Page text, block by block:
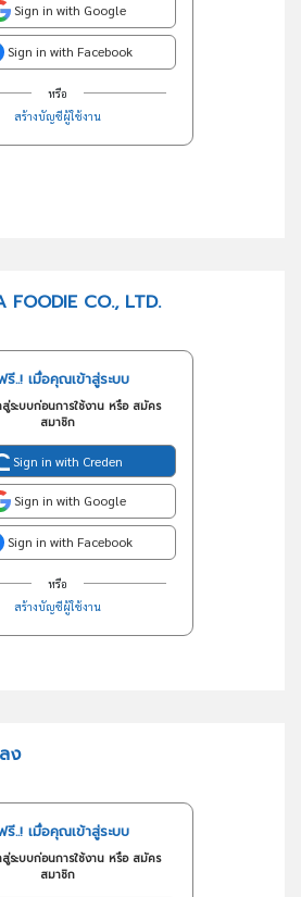
Sign in with Google
Sign in with Facebook
หรือ
สร้างบัญชีผู้ใช้งาน
CO., LTD.
..! เมื่อคุณเข้าสู่ระบบ
ระบบก่อนการใช้งาน หรือ สมัคร
สมาชิก
Sign in with Creden
Sign in with Google
Sign in with Facebook
หรือ
สร้างบัญชีผู้ใช้งาน
ง
..! เมื่อคุณเข้าสู่ระบบ
ระบบก่อนการใช้งาน หรือ สมัคร
สมาชิก